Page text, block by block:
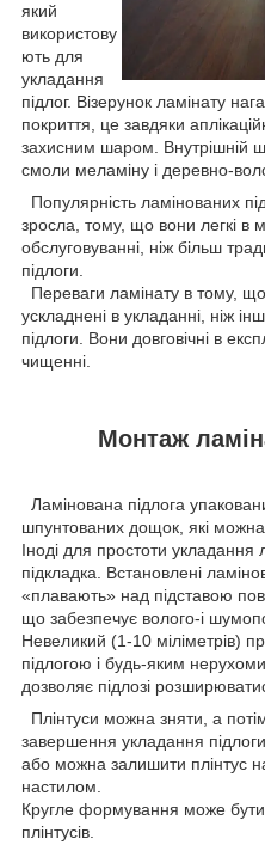
який
використову
ють для
укладання
підлог. Візерунок ламінату
покриття, це завдяки
захисним шаром. Внутрішній
смоли меламіну і деревно-
Популярність ламінованих
зросла, тому, що вони легкі в
обслуговуванні, ніж більш
підлоги.
Переваги ламінату в тому,
ускладнені в укладанні, ніж
підлоги. Вони довговічні в
чищенні.
Монтаж
Ламінована підлога
шпунтованих дощок, які
Іноді для простоти
підкладка. Встановлені
«плавають» над підставою
що забезпечує волого-і
Невеликий (1-10 міліметрів)
підлогою і будь-яким
дозволяє підлозі
Плінтуси можна зняти, а
завершення укладання
або можна залишити плінтус
настилом.
Кругле формування може бути
плінтусів.